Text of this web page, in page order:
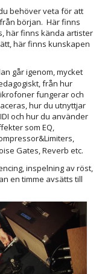
behöver veta för att
början. Här finns
här finns kända artister
här finns kunskapen
går igenom, mycket
från hur
fungerar och
hur du utnyttjar
och hur du använder
som EQ,
Gates, Reverb etc.
inspelning av röst,
en timme avsätts till